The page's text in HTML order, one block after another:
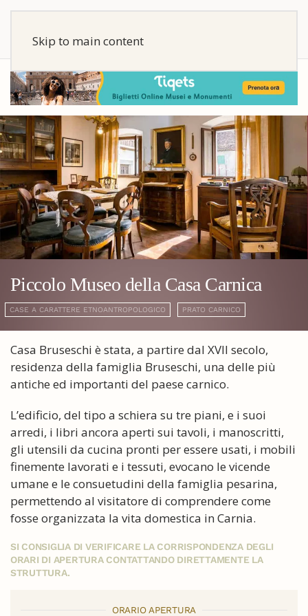
Skip to main content
Piccolo Museo della Casa Carnica
CASE A CARATTERE ETNOANTROPOLOGICO PRATO CARNICO
Casa Bruseschi è stata, a partire dal XVII secolo,
residenza della famiglia Bruseschi, una delle più
antiche ed importanti del paese carnico.
L’edificio, del tipo a schiera su tre piani, e i suoi
arredi, i libri ancora aperti sui tavoli, i manoscritti,
gli utensili da cucina pronti per essere usati, i mobili
finemente lavorati e i tessuti, evocano le vicende
umane e le consuetudini della famiglia pesarina,
permettendo al visitatore di comprendere come
fosse organizzata la vita domestica in Carnia.
SI CONSIGLIA DI VERIFICARE LA CORRISPONDENZA DEGLI
ORARI DI APERTURA CONTATTANDO DIRETTAMENTE LA
STRUTTURA.
ORARIO APERTURA